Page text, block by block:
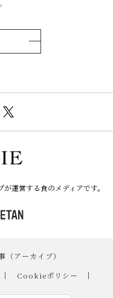
運営する食のメディアです。
（アーカイブ）
｜ Cookieポリシー
｜